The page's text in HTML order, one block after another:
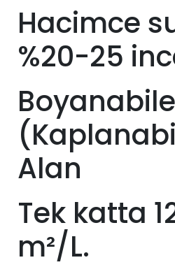
Hacimce
%20-25
Alan
Tek katta
m²/L.